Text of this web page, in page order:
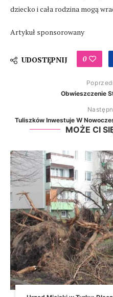
dziecko i cała rodzina mogą
Artykuł sponsorowany
UDOSTĘPNIJ 0
Obwieszczenie
Tuliszków Inwestuje W
MOŻE CI